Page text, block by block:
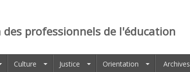
professionnels de l'éducation
Culture Justice Orientation
Archives